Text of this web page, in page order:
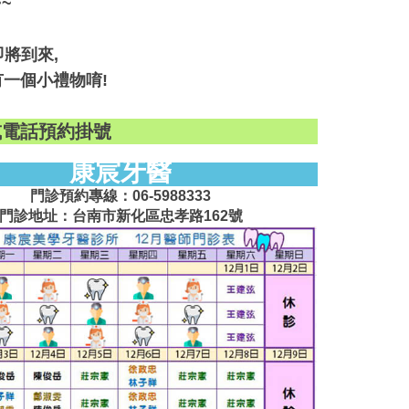
到來,
個小禮物唷!
話預約掛號
康宸牙醫
門診預約專線：06-5988333
診地址：台南市新化區忠孝路162號